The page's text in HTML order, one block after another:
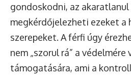
gondoskodni, az akaratlanul
megkérdőjelezheti ezeket a
szerepeket. A férfi úgy
nem „szorul rá” a védelmére
támogatására, ami a